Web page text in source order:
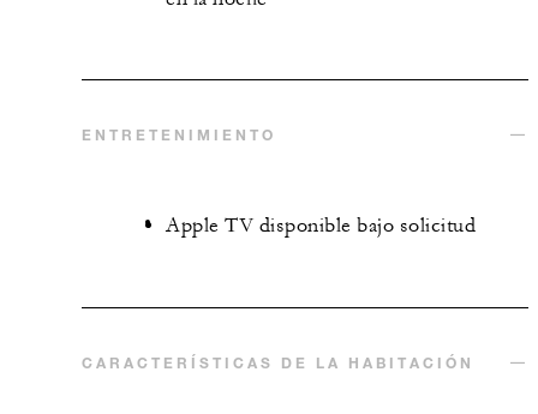
ENTRETENIMIENTO
Apple TV disponible bajo solicitud
CARACTERÍSTICAS DE LA HABITACIÓN